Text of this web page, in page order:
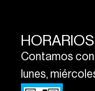
Contamos con
lunes,